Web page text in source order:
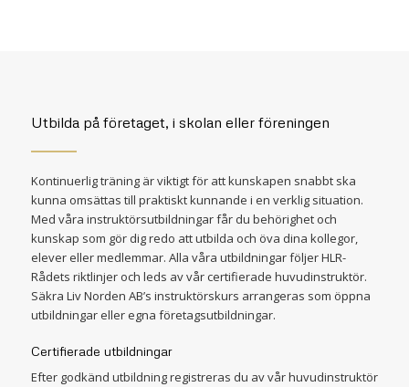
Utbilda på företaget, i skolan eller föreningen
Kontinuerlig träning är viktigt för att kunskapen snabbt ska
kunna omsättas till praktiskt kunnande i en verklig situation.
Med våra instruktörsutbildningar får du behörighet och
kunskap som gör dig redo att utbilda och öva dina kollegor,
elever eller medlemmar. Alla våra utbildningar följer HLR-
Rådets riktlinjer och leds av vår certifierade huvudinstruktör.
Säkra Liv Norden AB’s instruktörskurs arrangeras som öppna
utbildningar eller egna företagsutbildningar.
Certifierade utbildningar
Efter godkänd utbildning registreras du av vår huvudinstruktör